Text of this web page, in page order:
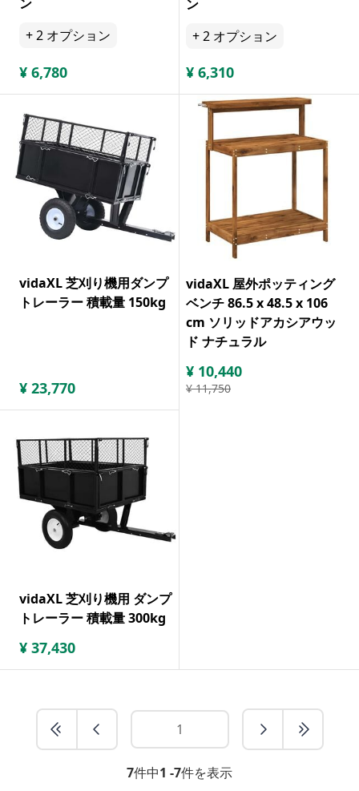
+2 オプション
¥ 6,780
ン
+2 オプション
¥ 6,310
vidaXL 芝刈り機用ダンプ
トレーラー 積載量 150kg
¥ 23,770
vidaXL 屋外ポッティング
ベンチ 86.5 x 48.5 x 106
cm ソリッドアカシアウッ
ド ナチュラル
¥ 10,440
¥ 11,750
vidaXL 芝刈り機用 ダンプ
トレーラー 積載量 300kg
¥ 37,430
7件中1 -7件を表示